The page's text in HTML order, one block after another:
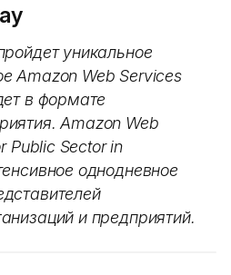
уникальное
Amazon Web Services
в формате
Amazon Web
Public Sector in
однодневное
и предприятий.